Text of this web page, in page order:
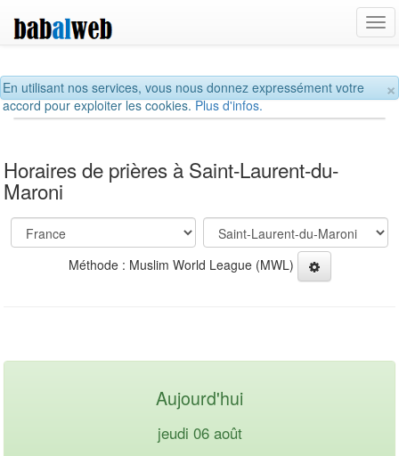
×
En utilisant nos services, vous nous donnez expressément votre
accord pour exploiter les cookies.Plus d'infos.
Horaires de prières à Saint-Laurent-du-
Maroni
Méthode : Muslim World League (MWL)
Aujourd'hui
jeudi 06 août